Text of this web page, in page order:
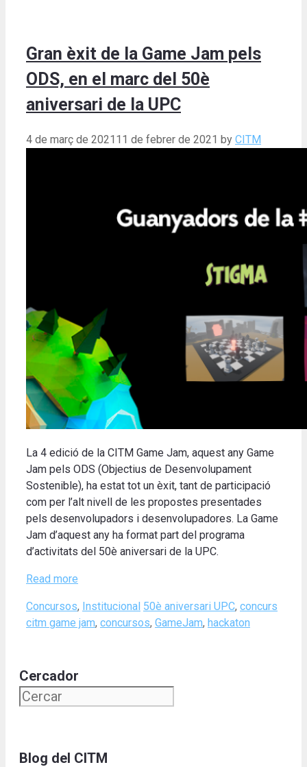
Gran èxit de la Game Jam pels
ODS, en el marc del 50è
aniversari de la UPC
4 de març de 2021 11 de febrer de 2021 by CITM
La 4 edició de la CITM Game Jam, aquest any Game
Jam pels ODS (Objectius de Desenvolupament
Sostenible), ha estat tot un èxit, tant de participació
com per l’alt nivell de les propostes presentades
pels desenvolupadors i desenvolupadores. La Game
Jam d’aquest any ha format part del programa
d’activitats del 50è aniversari de la UPC.
Read more
Categories
Concursos, Institucional Tags
50è aniversari UPC, concurs
citm game jam, concursos, GameJam, hackaton
Cercador
Blog del CITM